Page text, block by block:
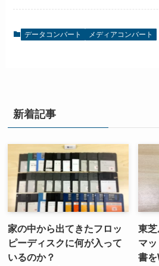
データコンバート メディアコンバート
新着記事
家の中から出てきたフロッ
ピーディスクに何が入って
いるのか？
東
マ
書